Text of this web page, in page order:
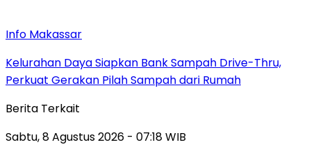
Info Makassar
Kelurahan Daya Siapkan Bank Sampah Drive-Thru,
Perkuat Gerakan Pilah Sampah dari Rumah
Berita Terkait
Sabtu, 8 Agustus 2026 - 07:18 WIB